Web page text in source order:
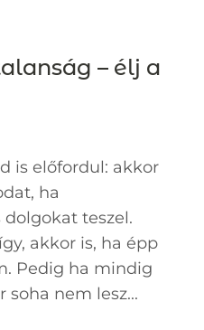
– élj a
is előfordul: akkor
ha
teszel.
akkor is, ha épp
Pedig ha mindig
nem lesz...